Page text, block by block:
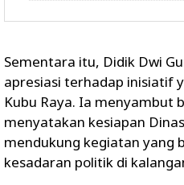
Sementara itu, Didik Dwi
apresiasi terhadap inisiatif
Kubu Raya. Ia menyambut
menyatakan kesiapan
mendukung kegiatan yang
kesadaran politik di